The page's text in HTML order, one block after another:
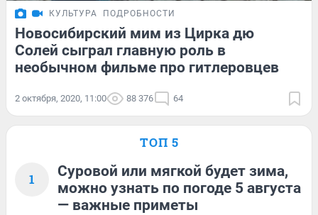
КУЛЬТУРА ПОДРОБНОСТИ
Новосибирский мим из Цирка дю
Солей сыграл главную роль в
необычном фильме про гитлеровцев
2 октября, 2020, 11:00 88 376 64
ТОП 5
1
Суровой или мягкой будет зима,
можно узнать по погоде 5 августа
— важные приметы